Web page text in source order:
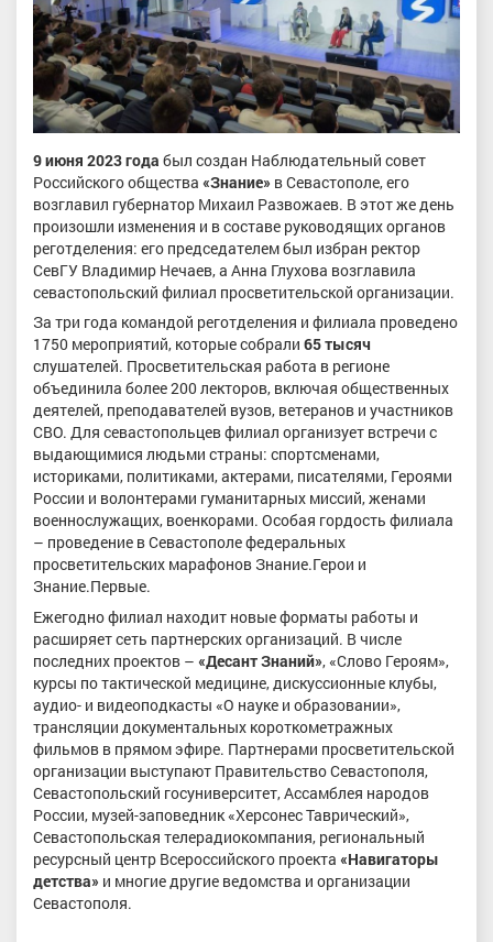
9 июня 2023 года был создан Наблюдательный совет
Российского общества «Знание» в Севастополе, его
возглавил губернатор Михаил Развожаев. В этот же день
произошли изменения и в составе руководящих органов
реготделения: его председателем был избран ректор
СевГУ Владимир Нечаев, а Анна Глухова возглавила
севастопольский филиал просветительской организации.
За три года командой реготделения и филиала проведено
1750 мероприятий, которые собрали 65 тысяч
слушателей. Просветительская работа в регионе
объединила более 200 лекторов, включая общественных
деятелей, преподавателей вузов, ветеранов и участников
СВО. Для севастопольцев филиал организует встречи с
выдающимися людьми страны: спортсменами,
историками, политиками, актерами, писателями, Героями
России и волонтерами гуманитарных миссий, женами
военнослужащих, военкорами. Особая гордость филиала
– проведение в Севастополе федеральных
просветительских марафонов Знание.Герои и
Знание.Первые.
Ежегодно филиал находит новые форматы работы и
расширяет сеть партнерских организаций. В числе
последних проектов – «Десант Знаний», «Слово Героям»,
курсы по тактической медицине, дискуссионные клубы,
аудио- и видеоподкасты «О науке и образовании»,
трансляции документальных короткометражных
фильмов в прямом эфире. Партнерами просветительской
организации выступают Правительство Севастополя,
Севастопольский госуниверситет, Ассамблея народов
России, музей-заповедник «Херсонес Таврический»,
Севастопольская телерадиокомпания, региональный
ресурсный центр Всероссийского проекта «Навигаторы
детства» и многие другие ведомства и организации
Севастополя.